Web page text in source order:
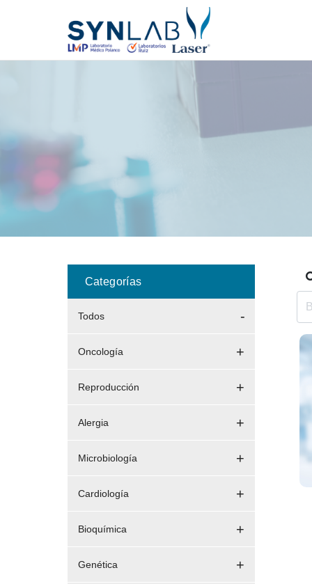
Categorías
Todos
Oncología
Reproducción
Alergia
Microbiología
Cardiología
Bioquímica
Genética